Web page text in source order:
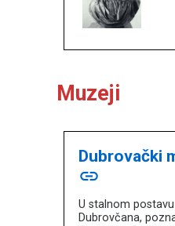
Muzeji
Dubrovački
link
U stalnom
Dubrovčana,